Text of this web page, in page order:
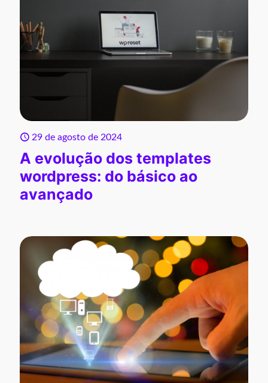
29 de agosto de 2024
A evolução dos templates
wordpress: do básico ao
avançado